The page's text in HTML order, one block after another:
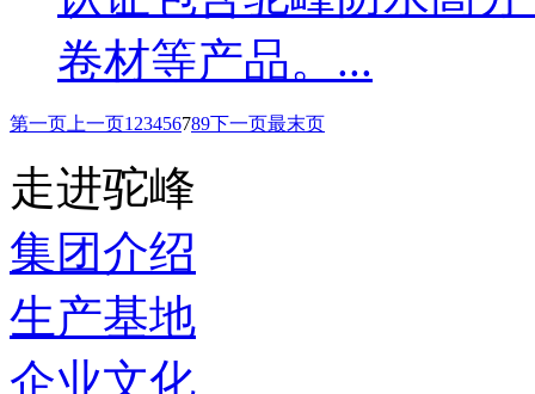
卷材等产品。...
第一页 上一页1 23456789下一页最末页
走进驼峰
集团介绍
生产基地
企业文化